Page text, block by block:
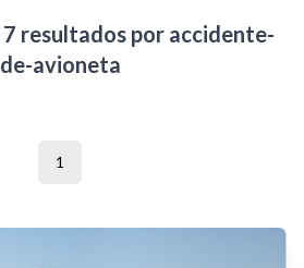
7 resultados por accidente-
de-avioneta
1